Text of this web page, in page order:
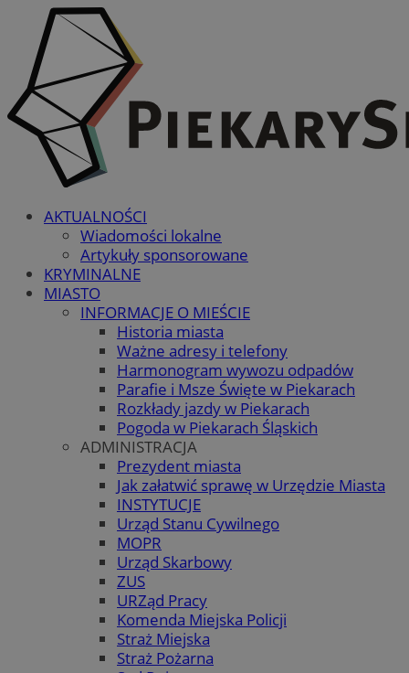
AKTUALNOŚCI
Wiadomości lokalne
Artykuły sponsorowane
KRYMINALNE
MIASTO
INFORMACJE O MIEŚCIE
Historia miasta
Ważne adresy i telefony
Harmonogram wywozu odpadów
Parafie i Msze Święte w Piekarach
Rozkłady jazdy w Piekarach
Pogoda w Piekarach Śląskich
ADMINISTRACJA
Prezydent miasta
Jak załatwić sprawę w Urzędzie Miasta
INSTYTUCJE
Urząd Stanu Cywilnego
MOPR
Urząd Skarbowy
ZUS
URZąd Pracy
Komenda Miejska Policji
Straż Miejska
Straż Pożarna